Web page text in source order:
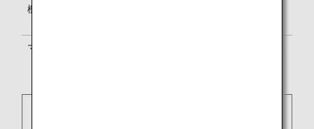
機内サービス
マイル積算